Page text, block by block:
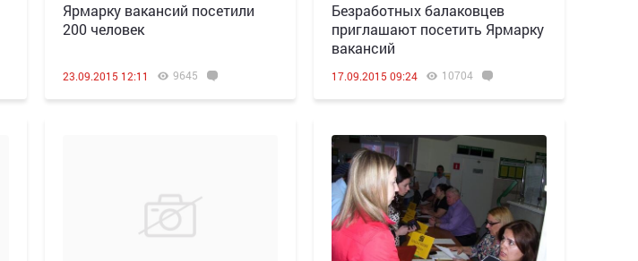
Ярмарку вакансий посетили
200 человек
23.09.2015 12:11 9645
Безработных балаковцев
приглашают посетить Ярмарку
вакансий
17.09.2015 09:24 10704